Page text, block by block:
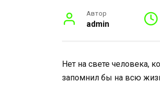
Автор
admin
Нет на свете человека,
запомнил бы на всю